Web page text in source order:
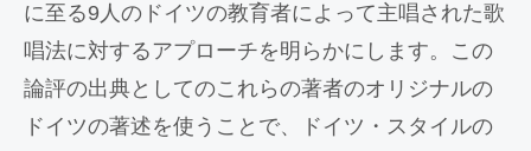
に至る9人のドイツの教育者によって主唱された歌
唱法に対するアプローチを明らかにします。この
論評の出典としてのこれらの著者のオリジナルの
ドイツの著述を使うことで、ドイツ・スタイルの